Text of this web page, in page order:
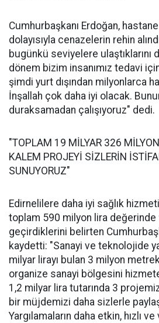
Cumhurbaşkanı Erdoğan,
dolayısıyla cenazelerin rehin
bugünkü seviyelere ulaştıklarını
dönem bizim insanımız tedavi
şimdi yurt dışından milyonlarca
İnşallah çok daha iyi olacak.
duraksamadan çalışıyoruz" dedi.
"TOPLAM 19 MİLYAR 326
KALEM PROJEYİ SİZLERİN
SUNUYORUZ"
Edirnelilere daha iyi sağlık
toplam 590 milyon lira değerinde
geçirdiklerini belirten
kaydetti: "Sanayi ve teknolojide
milyar lirayı bulan 3 milyon
organize sanayi bölgesini
1,2 milyar lira tutarında 3
bir müjdemizi daha sizlerle
Yargılamaların daha etkin, hızlı